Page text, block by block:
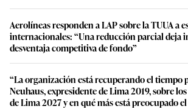
Aerolíneas responden a LAP sobre la TUUA a
internacionales: “Una reducción parcial deja
desventaja competitiva de fondo”
“La organización está recuperando el tiempo
Neuhaus, expresidente de Lima 2019, sobre
de Lima 2027 y en qué más está preocupado